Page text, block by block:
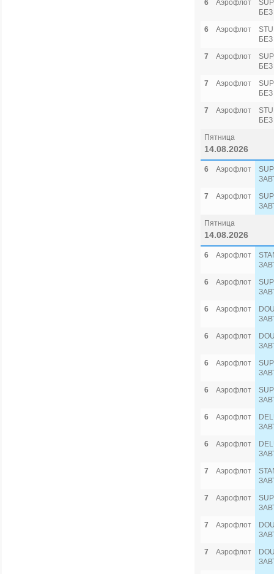
6 Аэрофлот
6
Аэрофлот
7
Аэрофлот
7
Аэрофлот
7
Аэрофлот
Пятница
14.08.2026
6 Аэрофлот
7
Аэрофлот
Пятница
14.08.2026
6 Аэрофлот
6
Аэрофлот
6
Аэрофлот
6
Аэрофлот
6
Аэрофлот
6
Аэрофлот
6
Аэрофлот
6
Аэрофлот
7
Аэрофлот
7
Аэрофлот
7
Аэрофлот
7
Аэрофлот